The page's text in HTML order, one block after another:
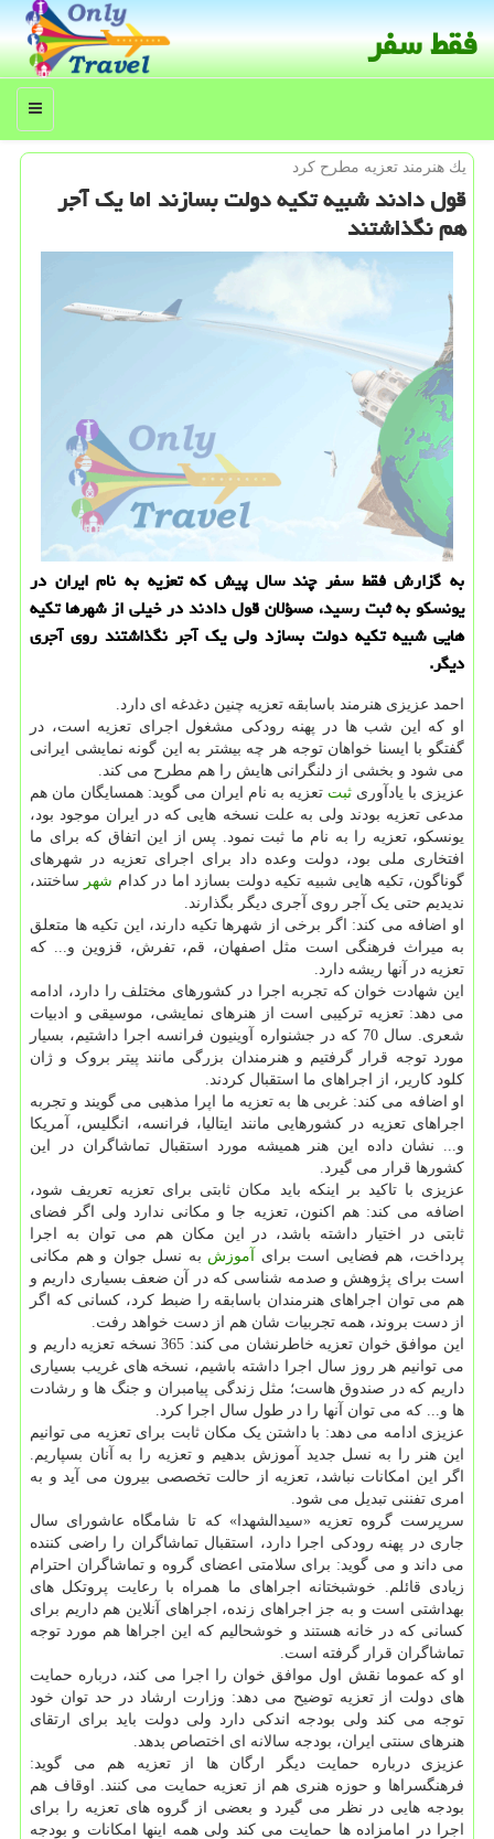
فقط سفر
منو
یك هنرمند تعزیه مطرح كرد
قول دادند شبیه تكیه دولت بسازند اما یك آجر
هم نگذاشتند
به گزارش فقط سفر چند سال پیش كه تعزیه به نام ایران در
یونسكو به ثبت رسید، مسؤلان قول دادند در خیلی از شهرها تكیه
هایی شبیه تكیه دولت بسازد ولی یك آجر نگذاشتند روی آجری
دیگر.
احمد عزیزی هنرمند باسابقه تعزیه چنین دغدغه ای دارد.
او که این شب ها در پهنه رودکی مشغول اجرای تعزیه است، در
گفتگو با ایسنا خواهان توجه هر چه بیشتر به این گونه نمایشی ایرانی
می شود و بخشی از دلنگرانی هایش را هم مطرح می کند.
عزیزی با یادآوری ثبت تعزیه به نام ایران می گوید: همسایگان مان هم
مدعی تعزیه بودند ولی به علت نسخه هایی که در ایران موجود بود،
یونسکو، تعزیه را به نام ما ثبت نمود. پس از این اتفاق که برای ما
افتخاری ملی بود، دولت وعده داد برای اجرای تعزیه در شهرهای
گوناگون، تکیه هایی شبیه تکیه دولت بسازد اما در کدام شهر ساختند،
ندیدیم حتی یک آجر روی آجری دیگر بگذارند.
او اضافه می کند: اگر برخی از شهرها تکیه دارند، این تکیه ها متعلق
به میراث فرهنگی است مثل اصفهان، قم، تفرش، قزوین و... که
تعزیه در آنها ریشه دارد.
این شهادت خوان که تجربه اجرا در کشورهای مختلف را دارد، ادامه
می دهد: تعزیه ترکیبی است از هنرهای نمایشی، موسیقی و ادبیات
شعری. سال 70 که در جشنواره آوینیون فرانسه اجرا داشتیم، بسیار
مورد توجه قرار گرفتیم و هنرمندان بزرگی مانند پیتر بروک و ژان
کلود کاریر، از اجراهای ما استقبال کردند.
او اضافه می کند: غربی ها به تعزیه ما اپرا مذهبی می گویند و تجربه
اجراهای تعزیه در کشورهایی مانند ایتالیا، فرانسه، انگلیس، آمریکا
و... نشان داده این هنر همیشه مورد استقبال تماشاگران در این
کشورها قرار می گیرد.
عزیزی با تاکید بر اینکه باید مکان ثابتی برای تعزیه تعریف شود،
اضافه می کند: هم اکنون، تعزیه جا و مکانی ندارد ولی اگر فضای
ثابتی در اختیار داشته باشد، در این مکان هم می توان به اجرا
پرداخت، هم فضایی است برای آموزش به نسل جوان و هم مکانی
است برای پژوهش و صدمه شناسی که در آن ضعف بسیاری داریم و
هم می توان اجراهای هنرمندان باسابقه را ضبط کرد، کسانی که اگر
از دست بروند، همه تجربیات شان هم از دست خواهد رفت.
این موافق خوان تعزیه خاطرنشان می کند: 365 نسخه تعزیه داریم و
می توانیم هر روز سال اجرا داشته باشیم، نسخه های غریب بسیاری
داریم که در صندوق هاست؛ مثل زندگی پیامبران و جنگ ها و رشادت
ها و... که می توان آنها را در طول سال اجرا کرد.
عزیزی ادامه می دهد: با داشتن یک مکان ثابت برای تعزیه می توانیم
این هنر را به نسل جدید آموزش بدهیم و تعزیه را به آنان بسپاریم.
اگر این امکانات نباشد، تعزیه از حالت تخصصی بیرون می آید و به
امری تفننی تبدیل می شود.
سرپرست گروه تعزیه «سیدالشهدا» که تا شامگاه عاشورای سال
جاری در پهنه رودکی اجرا دارد، استقبال تماشاگران را راضی کننده
می داند و می گوید: برای سلامتی اعضای گروه و تماشاگران احترام
زیادی قائلم. خوشبختانه اجراهای ما همراه با رعایت پروتکل های
بهداشتی است و به جز اجراهای زنده، اجراهای آنلاین هم داریم برای
کسانی که در خانه هستند و خوشحالیم که این اجراها هم مورد توجه
تماشاگران قرار گرفته است.
او که عموما نقش اول موافق خوان را اجرا می کند، درباره حمایت
های دولت از تعزیه توضیح می دهد: وزارت ارشاد در حد توان خود
توجه می کند ولی بودجه اندکی دارد ولی دولت باید برای ارتقای
هنرهای سنتی ایران، بودجه سالانه ای اختصاص بدهد.
عزیزی درباره حمایت دیگر ارگان ها از تعزیه هم می گوید:
فرهنگسراها و حوزه هنری هم از تعزیه حمایت می کنند. اوقاف هم
بودجه هایی در نظر می گیرد و بعضی از گروه های تعزیه را برای
اجرا در امامزاده ها حمایت می کند ولی همه اینها امکانات و بودجه